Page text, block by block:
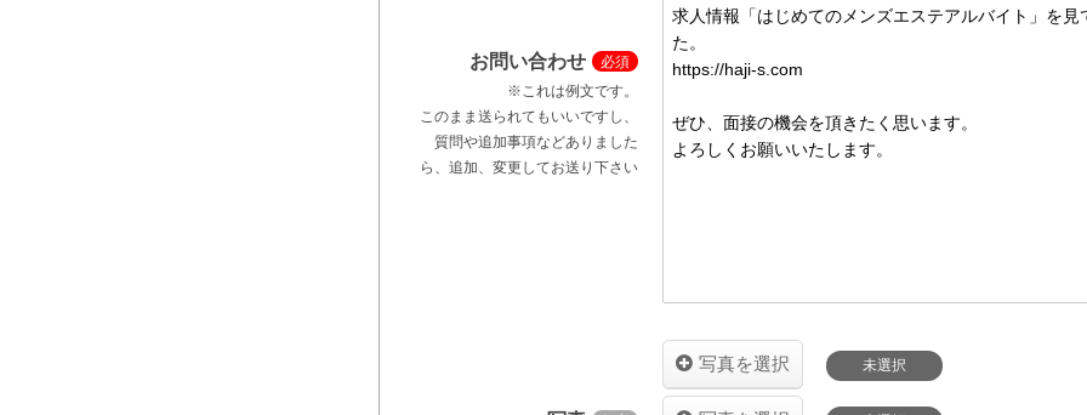
お問い合わせ
※これは例文です。
このまま送られてもいいですし、
質問や追加事項などありました
ら、追加、変更してお送り下さい
写真を選択 未選択